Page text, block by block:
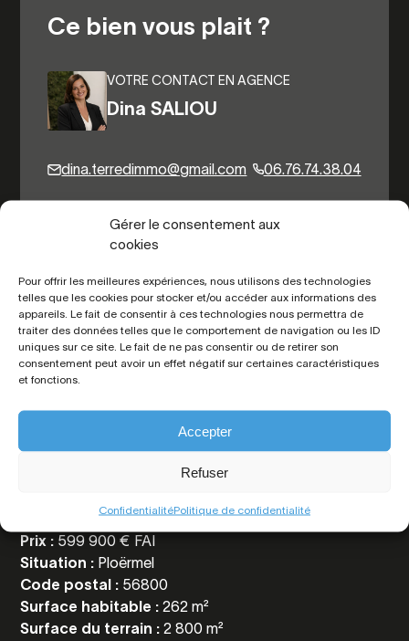
Gérer le consentement aux
cookies
Pour offrir les meilleures expériences, nous utilisons des technologies
telles que les cookies pour stocker et/ou accéder aux informations des
appareils. Le fait de consentir à ces technologies nous permettra de
traiter des données telles que le comportement de navigation ou les ID
uniques sur ce site. Le fait de ne pas consentir ou de retirer son
consentement peut avoir un effet négatif sur certaines caractéristiques
et fonctions.
Accepter
Refuser
ConfidentialitéPolitique de confidentialité
Ce bien vous plait ?
VOTRE CONTACT EN AGENCE
Dina SALIOU
dina.terredimmo@gmail.com 06.76.74.38.04
Autres biens du même secteur
Toutes lesinformations
Référence :6500
Prix : 599 900 € FAI
Situation : Ploërmel
Code postal : 56800
Surface habitable :262 m²
Surface du terrain :2 800 m²